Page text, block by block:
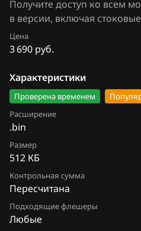
BYD
Cadillac
Changan
Chenglong
Chery
Chevrolet
Chrysler
Citroen
Dacia
Daewoo
37805-RBA-G050
37805-RBA-G110_G120
37805-RBA-G420
37805-RBA-G530
37805-RBA-G710
37805-RBA-G720
37805-RBA-J530
37805-RL2-G030_37805-RL2-
37805-RL2-G530
Получите доступ ко всем
в версии, включая
Цена
3 690 руб.
Характеристики
Проверена временем
Расширение
.bin
Размер
512 КБ
Контрольная сумма
Пересчитана
Подходящие флешеры
Любые